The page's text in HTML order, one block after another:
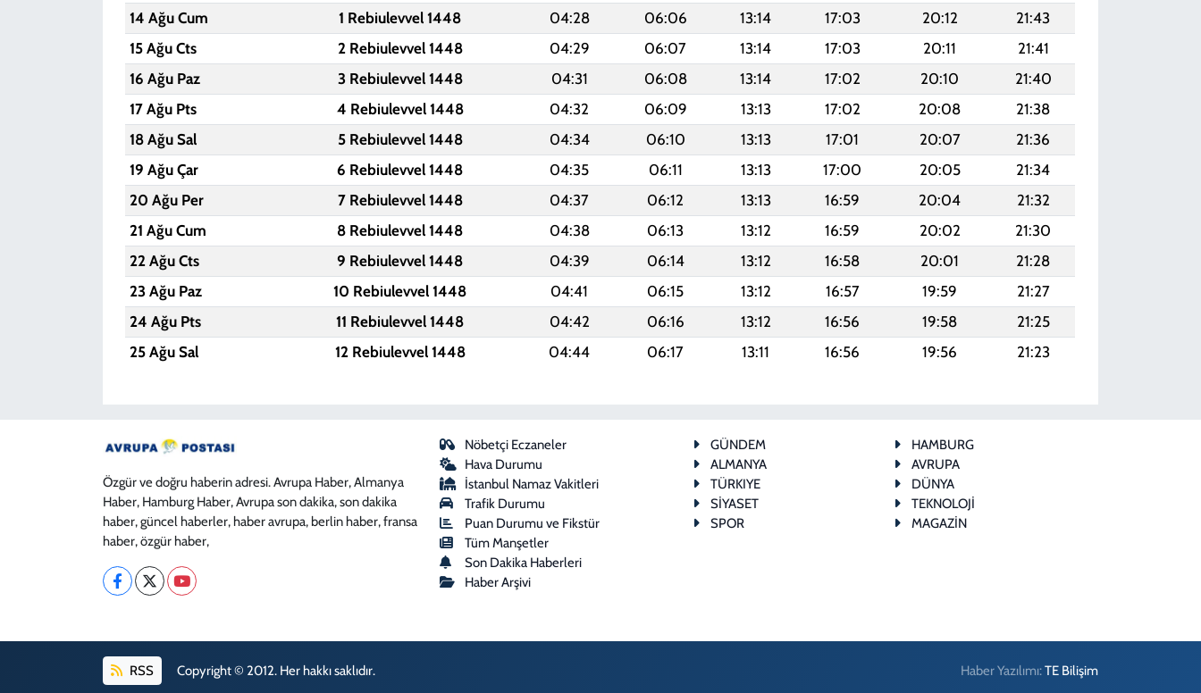
14 Ağu Cum
1 Rebiulevvel 1448 04:28 06:06 13:14 17:03 20:12
21:43
15 Ağu Cts
2 Rebiulevvel 1448 04:29 06:07 13:14 17:03 20:11
21:41
16 Ağu Paz
3 Rebiulevvel 1448 04:31 06:08 13:14 17:02 20:10
21:40
17 Ağu Pts
4 Rebiulevvel 1448 04:32 06:09 13:13 17:02 20:08
21:38
18 Ağu Sal
5 Rebiulevvel 1448 04:34 06:10 13:13 17:01 20:07
21:36
19 Ağu Çar
6 Rebiulevvel 1448 04:35 06:11 13:13 17:00 20:05
21:34
20 Ağu Per
7 Rebiulevvel 1448 04:37 06:12 13:13 16:59 20:04
21:32
21 Ağu Cum
8 Rebiulevvel 1448 04:38 06:13 13:12 16:59 20:02
21:30
22 Ağu Cts
9 Rebiulevvel 1448 04:39 06:14 13:12 16:58 20:01
21:28
23 Ağu Paz
10 Rebiulevvel 1448 04:41 06:15 13:12 16:57 19:59
21:27
24 Ağu Pts
11 Rebiulevvel 1448 04:42 06:16 13:12 16:56 19:58
21:25
25 Ağu Sal
12 Rebiulevvel 1448 04:44 06:17 13:11 16:56 19:56 21:23
Özgür ve doğru haberin adresi. Avrupa Haber, Almanya
Haber, Hamburg Haber, Avrupa son dakika, son dakika
haber, güncel haberler, haber avrupa, berlin haber, fransa
haber, özgür haber,
Nöbetçi Eczaneler
Hava Durumu
İstanbul Namaz Vakitleri
Trafik Durumu
Puan Durumu ve Fikstür
Tüm Manşetler
Son Dakika Haberleri
Haber Arşivi
GÜNDEM
HAMBURG
ALMANYA
AVRUPA
TÜRKIYE
DÜNYA
SİYASET
TEKNOLOJİ
SPOR
MAGAZİN
RSS Copyright © 2012. Her hakkı saklıdır. Haber Yazılımı:TE Bilişim